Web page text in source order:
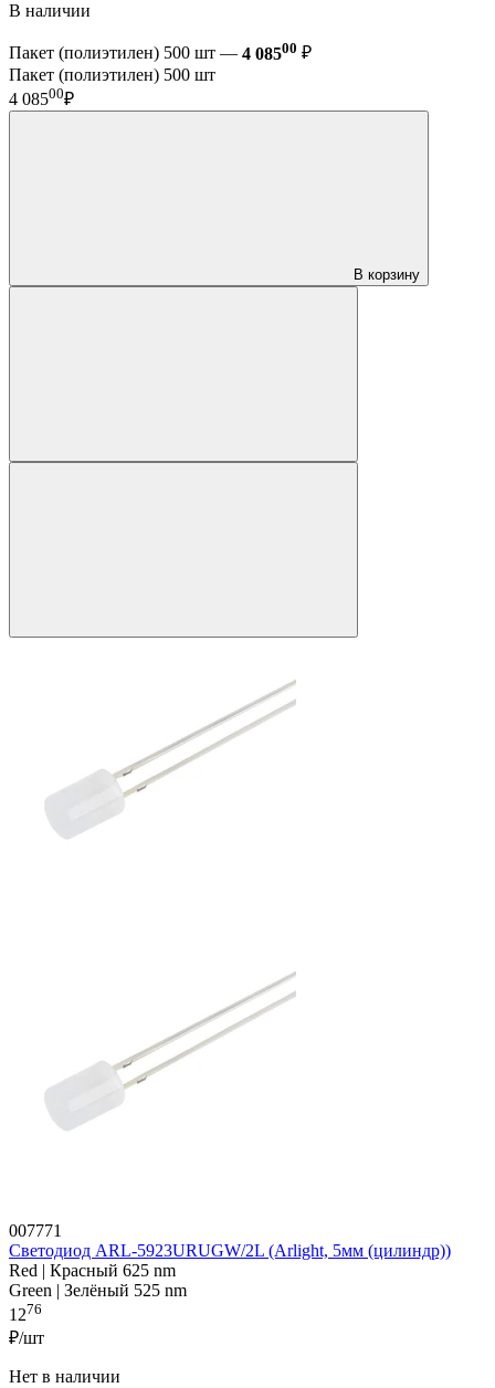
В наличии
Пакет (полиэтилен) 500 шт — 4 08500 ₽
Пакет (полиэтилен) 500 шт
4 08500₽
В корзину
007771
Светодиод ARL-5923URUGW/2L (Arlight, 5мм (цилиндр))
Red | Красный 625 nm
Green | Зелёный 525 nm
1276
₽/шт
Нет в наличии